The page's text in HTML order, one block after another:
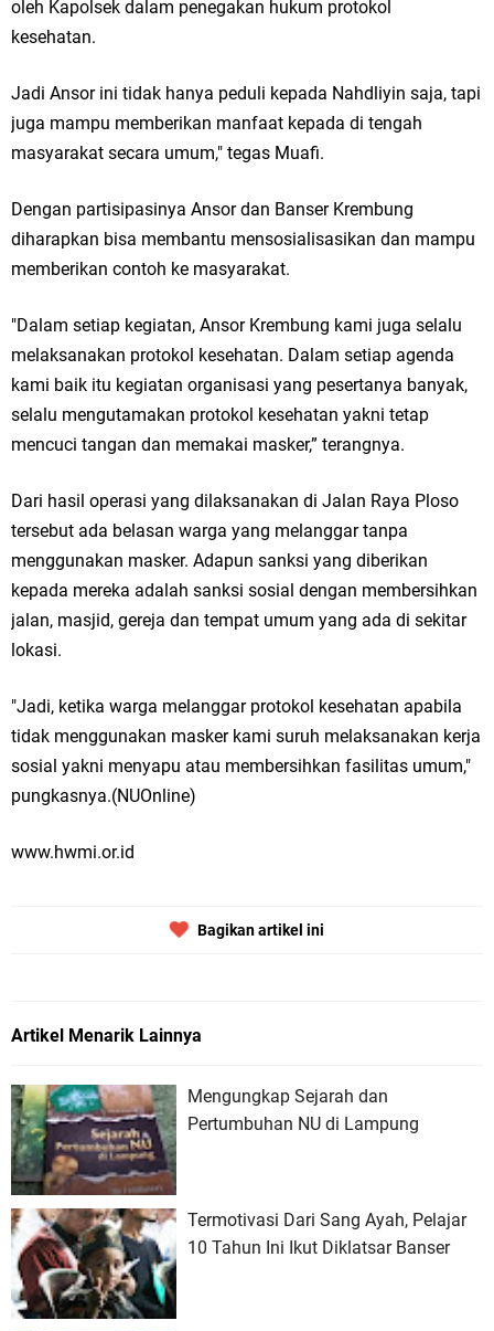
oleh Kapolsek dalam penegakan hukum protokol
kesehatan.
Jadi Ansor ini tidak hanya peduli kepada Nahdliyin saja, tapi
juga mampu memberikan manfaat kepada di tengah
masyarakat secara umum," tegas Muafi.
Dengan partisipasinya Ansor dan Banser Krembung
diharapkan bisa membantu mensosialisasikan dan mampu
memberikan contoh ke masyarakat.
"Dalam setiap kegiatan, Ansor Krembung kami juga selalu
melaksanakan protokol kesehatan. Dalam setiap agenda
kami baik itu kegiatan organisasi yang pesertanya banyak,
selalu mengutamakan protokol kesehatan yakni tetap
mencuci tangan dan memakai masker,” terangnya.
Dari hasil operasi yang dilaksanakan di Jalan Raya Ploso
tersebut ada belasan warga yang melanggar tanpa
menggunakan masker. Adapun sanksi yang diberikan
kepada mereka adalah sanksi sosial dengan membersihkan
jalan, masjid, gereja dan tempat umum yang ada di sekitar
lokasi.
"Jadi, ketika warga melanggar protokol kesehatan apabila
tidak menggunakan masker kami suruh melaksanakan kerja
sosial yakni menyapu atau membersihkan fasilitas umum,"
pungkasnya.(NUOnline)
www.hwmi.or.id
Bagikan artikel ini
Artikel Menarik Lainnya
Mengungkap Sejarah dan
Pertumbuhan NU di Lampung
Termotivasi Dari Sang Ayah, Pelajar
10 Tahun Ini Ikut Diklatsar Banser